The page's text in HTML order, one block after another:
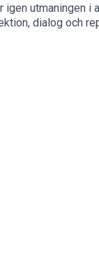
utmaningen
dialog och
samsyn och